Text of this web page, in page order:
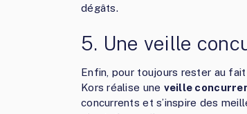
dégâts.
5. Une veille
Enfin, pour toujours rester au
Kors réalise une veille
concurrents et s’inspire des